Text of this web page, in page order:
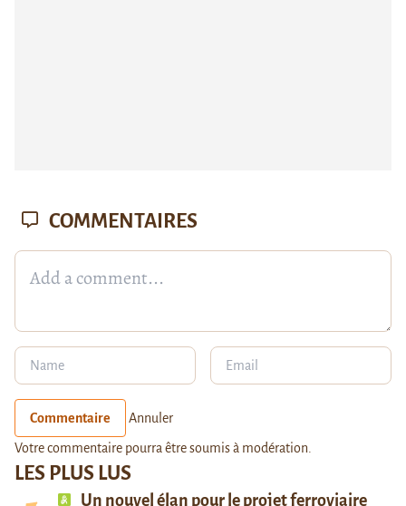
LES PLUS LUS
Un nouvel élan pour le projet ferroviaire
COMMENTAIRES
Commentaire Annuler
Votre commentaire pourra être soumis à modération.